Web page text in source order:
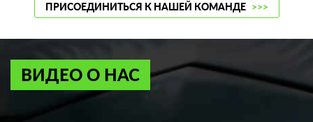
ПРИСОЕДИНИТЬСЯ К НАШЕЙ КОМАНДЕ >>>
ВИДЕО О НАС